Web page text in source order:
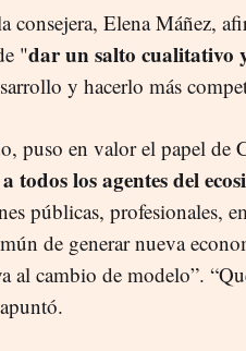
consejera, Elena Máñez,
"dar un salto cualitativo
y hacerlo más
puso en valor el papel
todos los agentes del
públicas, profesionales,
de generar nueva
al cambio de modelo”.